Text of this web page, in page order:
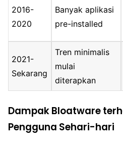
2016-
2020
Banyak aplikasi
pre-installed
2021-
Sekarang
Tren minimalis
mulai
diterapkan
Dampak Bloatware
Pengguna Sehari-hari